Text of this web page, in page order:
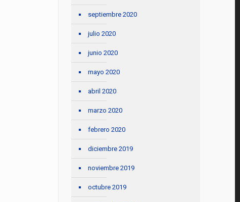
septiembre 2020
julio 2020
junio 2020
mayo 2020
abril 2020
marzo 2020
febrero 2020
diciembre 2019
noviembre 2019
octubre 2019